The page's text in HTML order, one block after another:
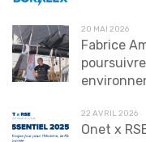
20 MAI 2026
Fabrice
22 AVRIL 2026
Onet x